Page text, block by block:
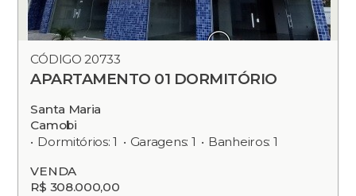
CÓDIGO 20733
APARTAMENTO 01 DORMITÓRIO
Santa Maria
Camobi
Dormitórios: 1
Garagens: 1
Banheiros: 1
VENDA
R$ 308.000,00